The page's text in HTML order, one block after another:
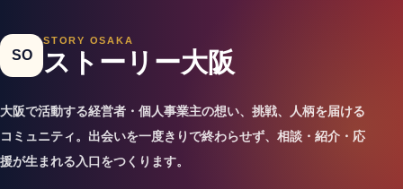
SO
STORY OSAKA
ストーリー大阪
大阪で活動する経営者・個人事業主の想い、挑戦、人柄を届ける
コミュニティ。出会いを一度きりで終わらせず、相談・紹介・応
援が生まれる入口をつくります。